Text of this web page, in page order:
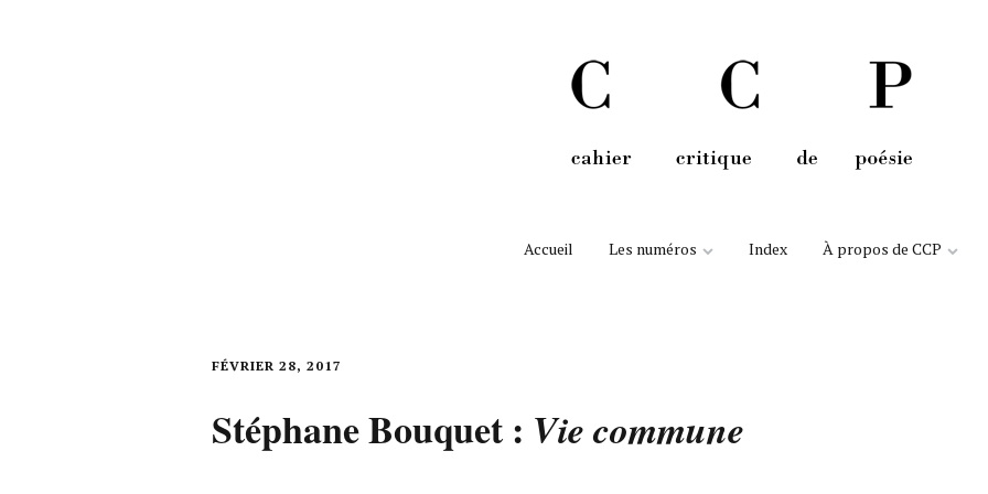
Aller au contenu
Accueil Les numéros Index À propos de CCP
FÉVRIER 28, 2017
Stéphane Bouquet : Vie commune